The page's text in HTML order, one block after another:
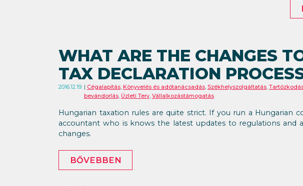
WHAT ARE THE CHANGES
TAX DECLARATION
2016.12.19. Cégalapítás, Könyvelés és adótanácsadás, Székhelyszolgáltatás,
bevándorlás, Üzleti Terv, Vállalkozástámogatás
Hungarian taxation rules are quite strict. If you run a Hungarian
accountant who is knows the latest updates to regulations and
changes.
BŐVEBBEN